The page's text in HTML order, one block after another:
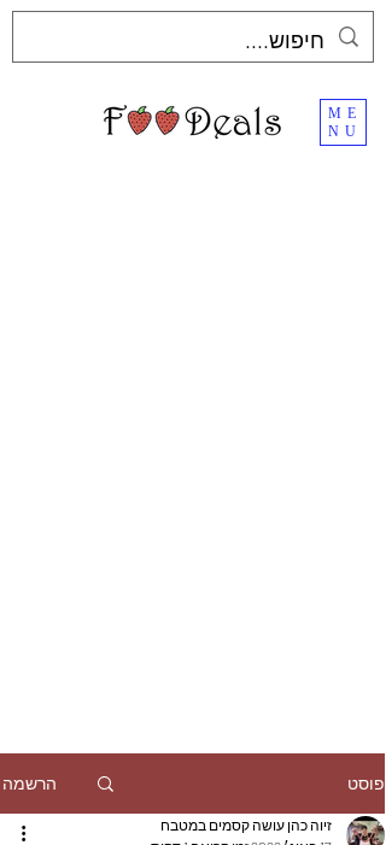
ME
NU
פוסט הרשמה
זיוה כהן עושה קסמים במטבח